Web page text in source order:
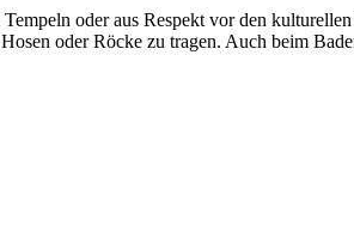
oder aus Respekt vor den
oder Röcke zu tragen. Auch beim